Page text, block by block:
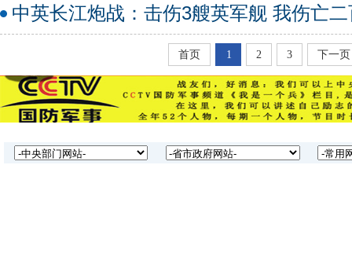
中英长江炮战：击伤3艘英军舰 我伤亡
首页 1 2 3 下一页